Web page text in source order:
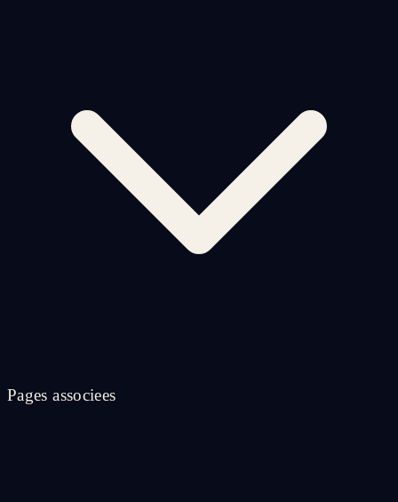
Pages associees